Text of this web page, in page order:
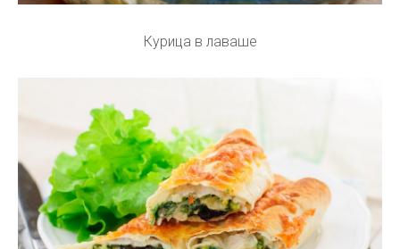
Курица в лаваше